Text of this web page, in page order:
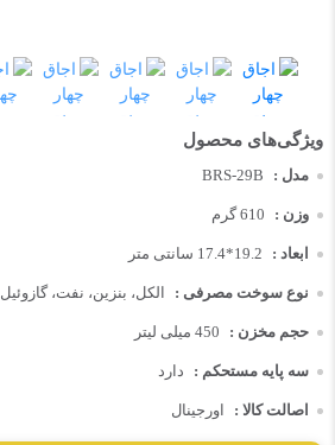
مدل : BRS-29B
وزن : 610 گرم
ابعاد : 19.2*17.4 سانتی متر
نوع سوخت مصرفی : الکل، بنزین، نفت، گازوئیل
حجم مخزن : 450 میلی لیتر
سه پایه مستحکم : دارد
اصالت کالا : اورجینال